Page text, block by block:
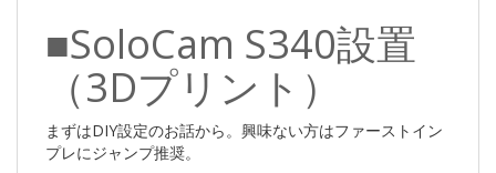
■SoloCam S340設置
（3Dプリント）
まずはDIY設定のお話から。興味ない方はファーストイン
プレにジャンプ推奨。